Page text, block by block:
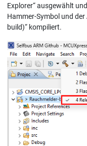
Explorer“ ausgewählt
Hammer-Symbol und der
build)“ kompiliert.